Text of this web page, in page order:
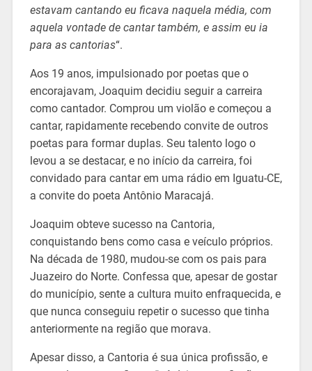
estavam cantando eu ficava naquela média, com
aquela vontade de cantar também, e assim eu ia
para as cantorias“.
Aos 19 anos, impulsionado por poetas que o
encorajavam, Joaquim decidiu seguir a carreira
como cantador. Comprou um violão e começou a
cantar, rapidamente recebendo convite de outros
poetas para formar duplas. Seu talento logo o
levou a se destacar, e no início da carreira, foi
convidado para cantar em uma rádio em Iguatu-CE,
a convite do poeta Antônio Maracajá.
Joaquim obteve sucesso na Cantoria,
conquistando bens como casa e veículo próprios.
Na década de 1980, mudou-se com os pais para
Juazeiro do Norte. Confessa que, apesar de gostar
do município, sente a cultura muito enfraquecida, e
que nunca conseguiu repetir o sucesso que tinha
anteriormente na região que morava.
Apesar disso, a Cantoria é sua única profissão, e